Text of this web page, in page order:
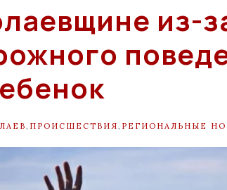
из-
ПРОИСШЕСТВИЯ РЕГИОНАЛЬНЫЕ